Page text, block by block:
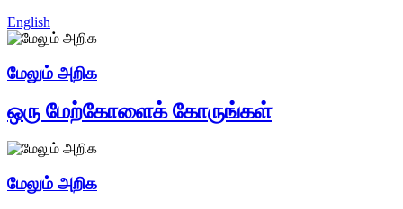
English
மேலும் அறிக
ஒரு மேற்கோளைக் கோருங்கள்
மேலும் அறிக